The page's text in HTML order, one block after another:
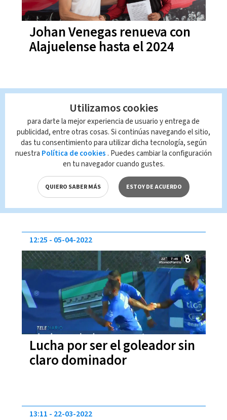
Johan Venegas renueva con
Alajuelense hasta el 2024
Lucha por ser el goleador sin
claro dominador
12:25 05-04-2022
13:11 22-03-2022
Utilizamos cookies
para darte la mejor experiencia de usuario y entrega de
publicidad, entre otras cosas. Si continúas navegando el sitio,
das tu consentimiento para utilizar dicha tecnología, según
nuestra Política de cookies . Puedes cambiar la configuración
en tu navegador cuando gustes.
QUIERO SABER MÁS ESTOY DE ACUERDO